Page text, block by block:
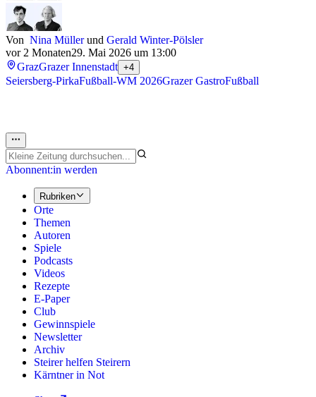
Von Nina Müllerund Gerald Winter-Pölsler
vor 2 Monaten29. Mai 2026 um 13:00
GrazGrazer Innenstadt +4
Seiersberg-PirkaFußball-WM 2026Grazer GastroFußball
Abonnent:in werden
Rubriken
Orte
Themen
Autoren
Spiele
Podcasts
Videos
Rezepte
E-Paper
Club
Gewinnspiele
Newsletter
Archiv
Steirer helfen Steirern
Kärntner in Not